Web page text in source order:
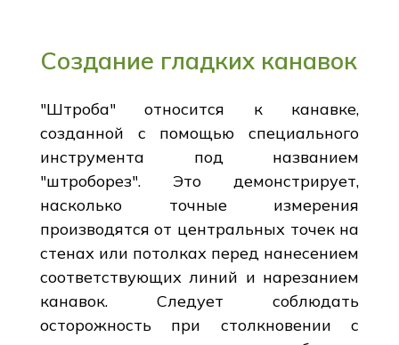
Создание гладких канавок
"Штроба" относится к канавке,
созданной с помощью специального
инструмента под названием
"штроборез". Это демонстрирует,
насколько точные измерения
производятся от центральных точек на
стенах или потолках перед нанесением
соответствующих линий и нарезанием
канавок. Следует соблюдать
осторожность при столкновении с